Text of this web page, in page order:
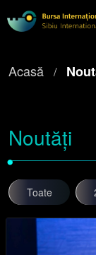
Acasă
Noutăți
•
Toate